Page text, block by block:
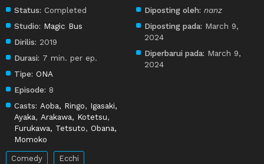
Status: Completed
Studio: Magic Bus
Dirilis: 2019
Durasi: 7 min. per ep.
Tipe: ONA
Episode: 8
Casts: Aoba, Ringo, Igasaki,
Ayaka, Arakawa, Kotetsu,
Furukawa, Tetsuto, Obana,
Momoko
Diposting oleh: nanz
Diposting pada: March 9,
2024
Diperbarui pada: March 9,
2024
Comedy Ecchi